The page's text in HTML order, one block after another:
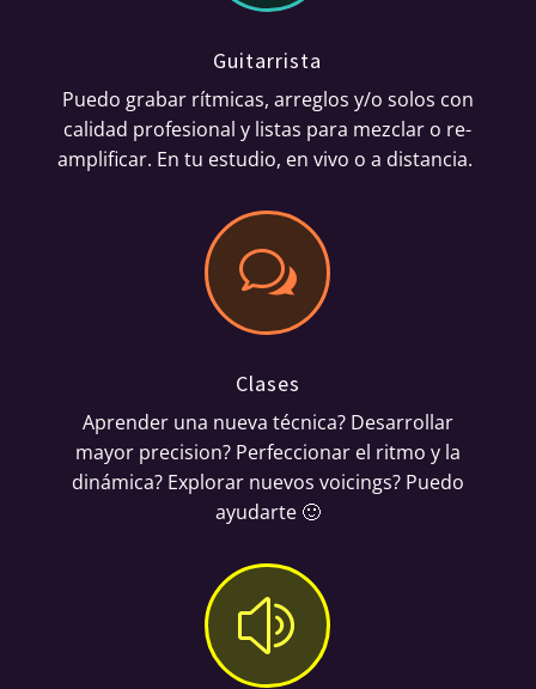
Guitarrista
Puedo grabar rítmicas, arreglos y/o solos con
calidad profesional y listas para mezclar o re-
amplificar. En tu estudio, en vivo o a distancia.
w
Clases
Aprender una nueva técnica? Desarrollar
mayor precision? Perfeccionar el ritmo y la
dinámica? Explorar nuevos voicings? Puedo
ayudarte 🙂
z